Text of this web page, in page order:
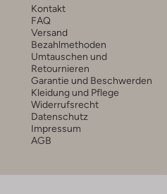
Kontakt
FAQ
Versand
Bezahlmethoden
Umtauschen und
Retournieren
Garantie und Beschwerden
Kleidung und Pflege
Widerrufsrecht
Datenschutz
Impressum
AGB